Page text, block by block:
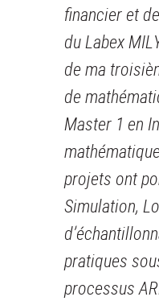
financier et
du Labex
de ma
de
Master 1 en
projets ont
Simulation,
pratiques
processus